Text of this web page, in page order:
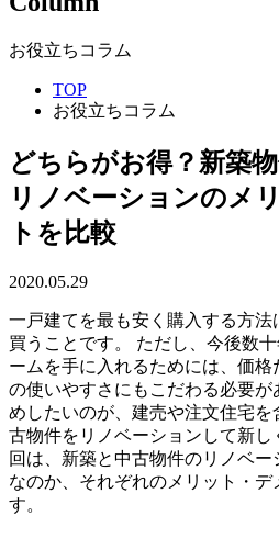
お役立ちコラム
TOP
お役立ちコラム
どちらがお得？新築
リノベーションのメ
トを比較
2020.05.29
一戸建てを最も安く購入する方
買うことです。 ただし、今後数
ームを手に入れるためには、価
の使いやすさにもこだわる必要
めしたいのが、建売や注文住宅
古物件をリノベーションして新
回は、新築と中古物件のリノベ
なのか、それぞれのメリット・デ
す。